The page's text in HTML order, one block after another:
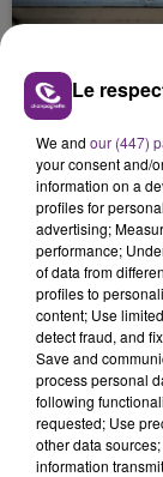
présente.
LE
SES PORTES
C'était l'une
rémois. Le
fermer ses
TITRES
8h47
8h47
Le
We and our (447)
your consent and/
information on a
profiles for
advertising;
performance;
of data from
profiles to
content; Use
detect fraud, and
Save and
process personal
following
requested; Use
other data
information